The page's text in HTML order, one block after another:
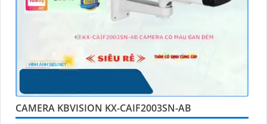
CAMERA KBVISION KX-CAIF2003SN-AB